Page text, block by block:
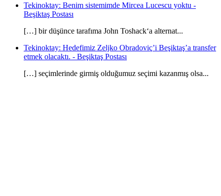
Tekinoktay: Benim sistemimde Mircea Lucescu yoktu -
Beşiktaş Postası
[…] bir düşünce tarafıma John Toshack‘a alternat...
Tekinoktay: Hedefimiz Zeljko Obradoviç’i Beşiktaş’a transfer
etmek olacaktı. - Beşiktaş Postası
[…] seçimlerinde girmiş olduğumuz seçimi kazanmış olsa...